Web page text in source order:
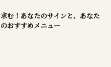
求む！あなたのサインと、あなた
のおすすめメニュー